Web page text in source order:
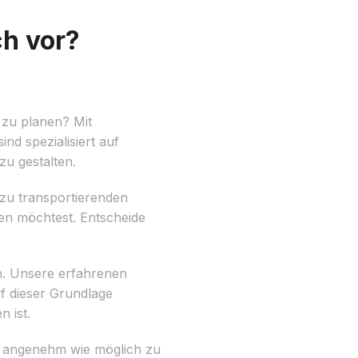
vor?
planen? Mit
spezialisiert auf
gestalten.
transportierenden
möchtest. Entscheide
Unsere erfahrenen
dieser Grundlage
ist.
wie möglich zu